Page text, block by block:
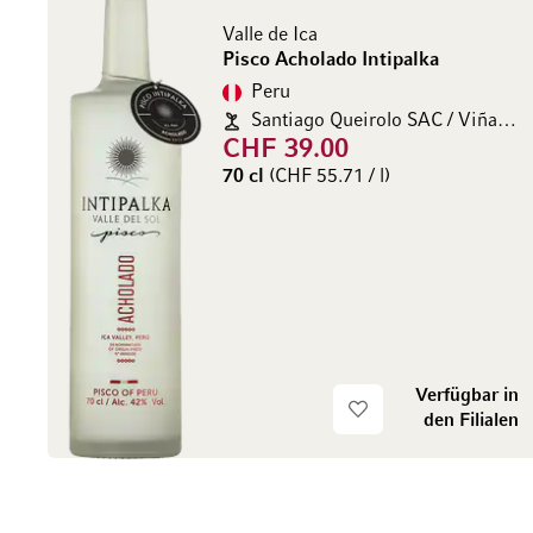
Valle de Ica
Pisco Acholado Intipalka
Peru
Santiago Queirolo SAC / Viñas Intipalka
CHF 39.00
70 cl (CHF 55.71 / l)
Verfügbar in
den Filialen